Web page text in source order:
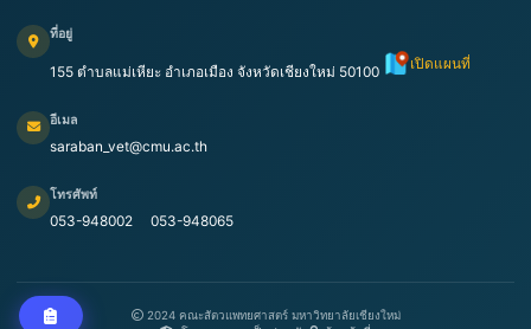
ที่อยู่
155 ตำบลแม่เหียะ อำเภอเมือง จังหวัดเชียงใหม่ 50100 เปิดแผนที่
อีเมล
saraban_vet@cmu.ac.th
โทรศัพท์
053-948002 053-948065
2024 คณะสัตวแพทยศาสตร์ มหาวิทยาลัยเชียงใหม่